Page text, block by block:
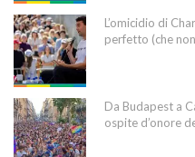
L’omicidio di
perfetto (che
Da Budapest a
ospite d’onore